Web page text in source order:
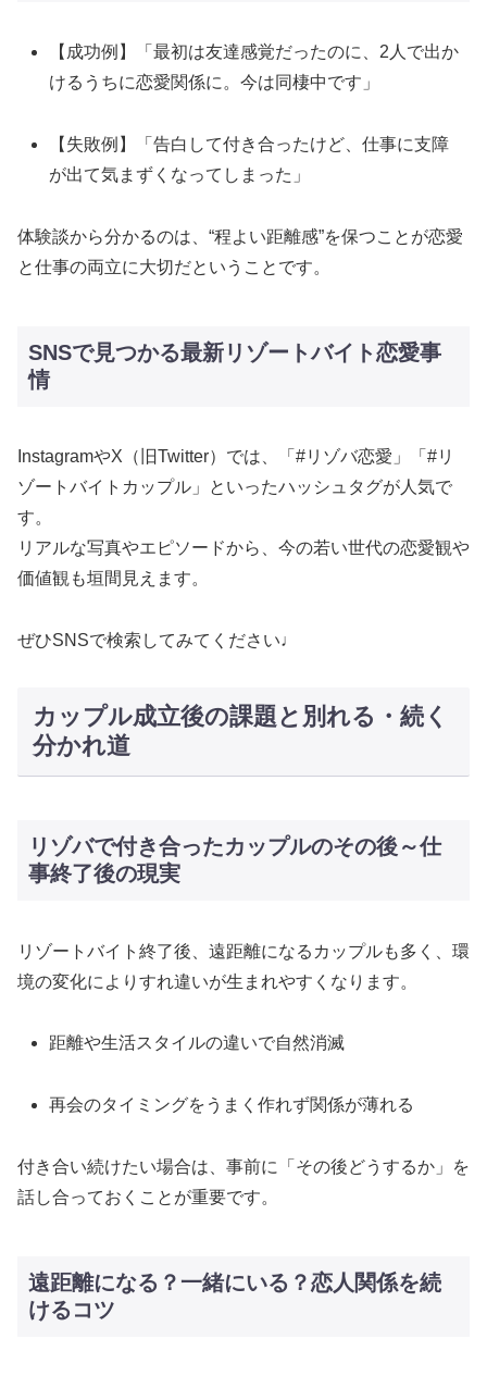
【成功例】「最初は友達感覚だったのに、2人で出か
けるうちに恋愛関係に。今は同棲中です」
【失敗例】「告白して付き合ったけど、仕事に支障
が出て気まずくなってしまった」
体験談から分かるのは、“程よい距離感”を保つことが恋愛
と仕事の両立に大切だということです。
SNSで見つかる最新リゾートバイト恋愛事
情
InstagramやX（旧Twitter）では、「#リゾバ恋愛」「#リ
ゾートバイトカップル」といったハッシュタグが人気で
す。
リアルな写真やエピソードから、今の若い世代の恋愛観や
価値観も垣間見えます。
ぜひSNSで検索してみてください♩
カップル成立後の課題と別れる・続く
分かれ道
リゾバで付き合ったカップルのその後～仕
事終了後の現実
リゾートバイト終了後、遠距離になるカップルも多く、環
境の変化によりすれ違いが生まれやすくなります。
距離や生活スタイルの違いで自然消滅
再会のタイミングをうまく作れず関係が薄れる
付き合い続けたい場合は、事前に「その後どうするか」を
話し合っておくことが重要です。
遠距離になる？一緒にいる？恋人関係を続
けるコツ